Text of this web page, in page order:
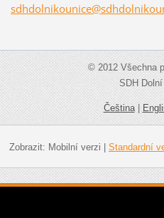
sdhdolnikounice@sdhdolni
© 2012 Všechna
SDH
Čeština|
Zobrazit: Mobilní verzi Standardní